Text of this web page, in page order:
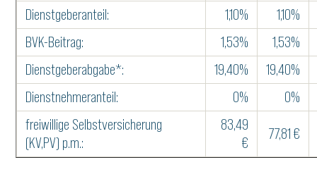
Dienstgeberanteil:
1,10%
1,10%
BVK-Beitrag:
1,53%
1,53%
Dienstgeberabgabe*:
19,40%
19,40%
Dienstnehmeranteil:
0%
0%
freiwillige Selbstversicherung
(KV,PV) p.m.:
83,49
€
77,81 €